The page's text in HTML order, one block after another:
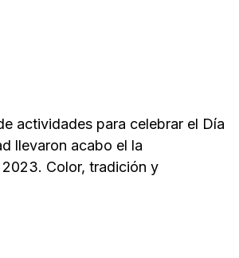
actividades para celebrar el Día
llevaron acabo el la
Color, tradición y